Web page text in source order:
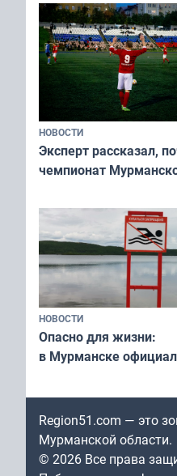
НОВОСТИ
Эксперт рассказал,
чемпионат
незамеченным
НОВОСТИ
Опасно для жизни:
в Мурманске
в городских водоёмах
Region51.com — это
Мурманской области.
© 2026 Все права